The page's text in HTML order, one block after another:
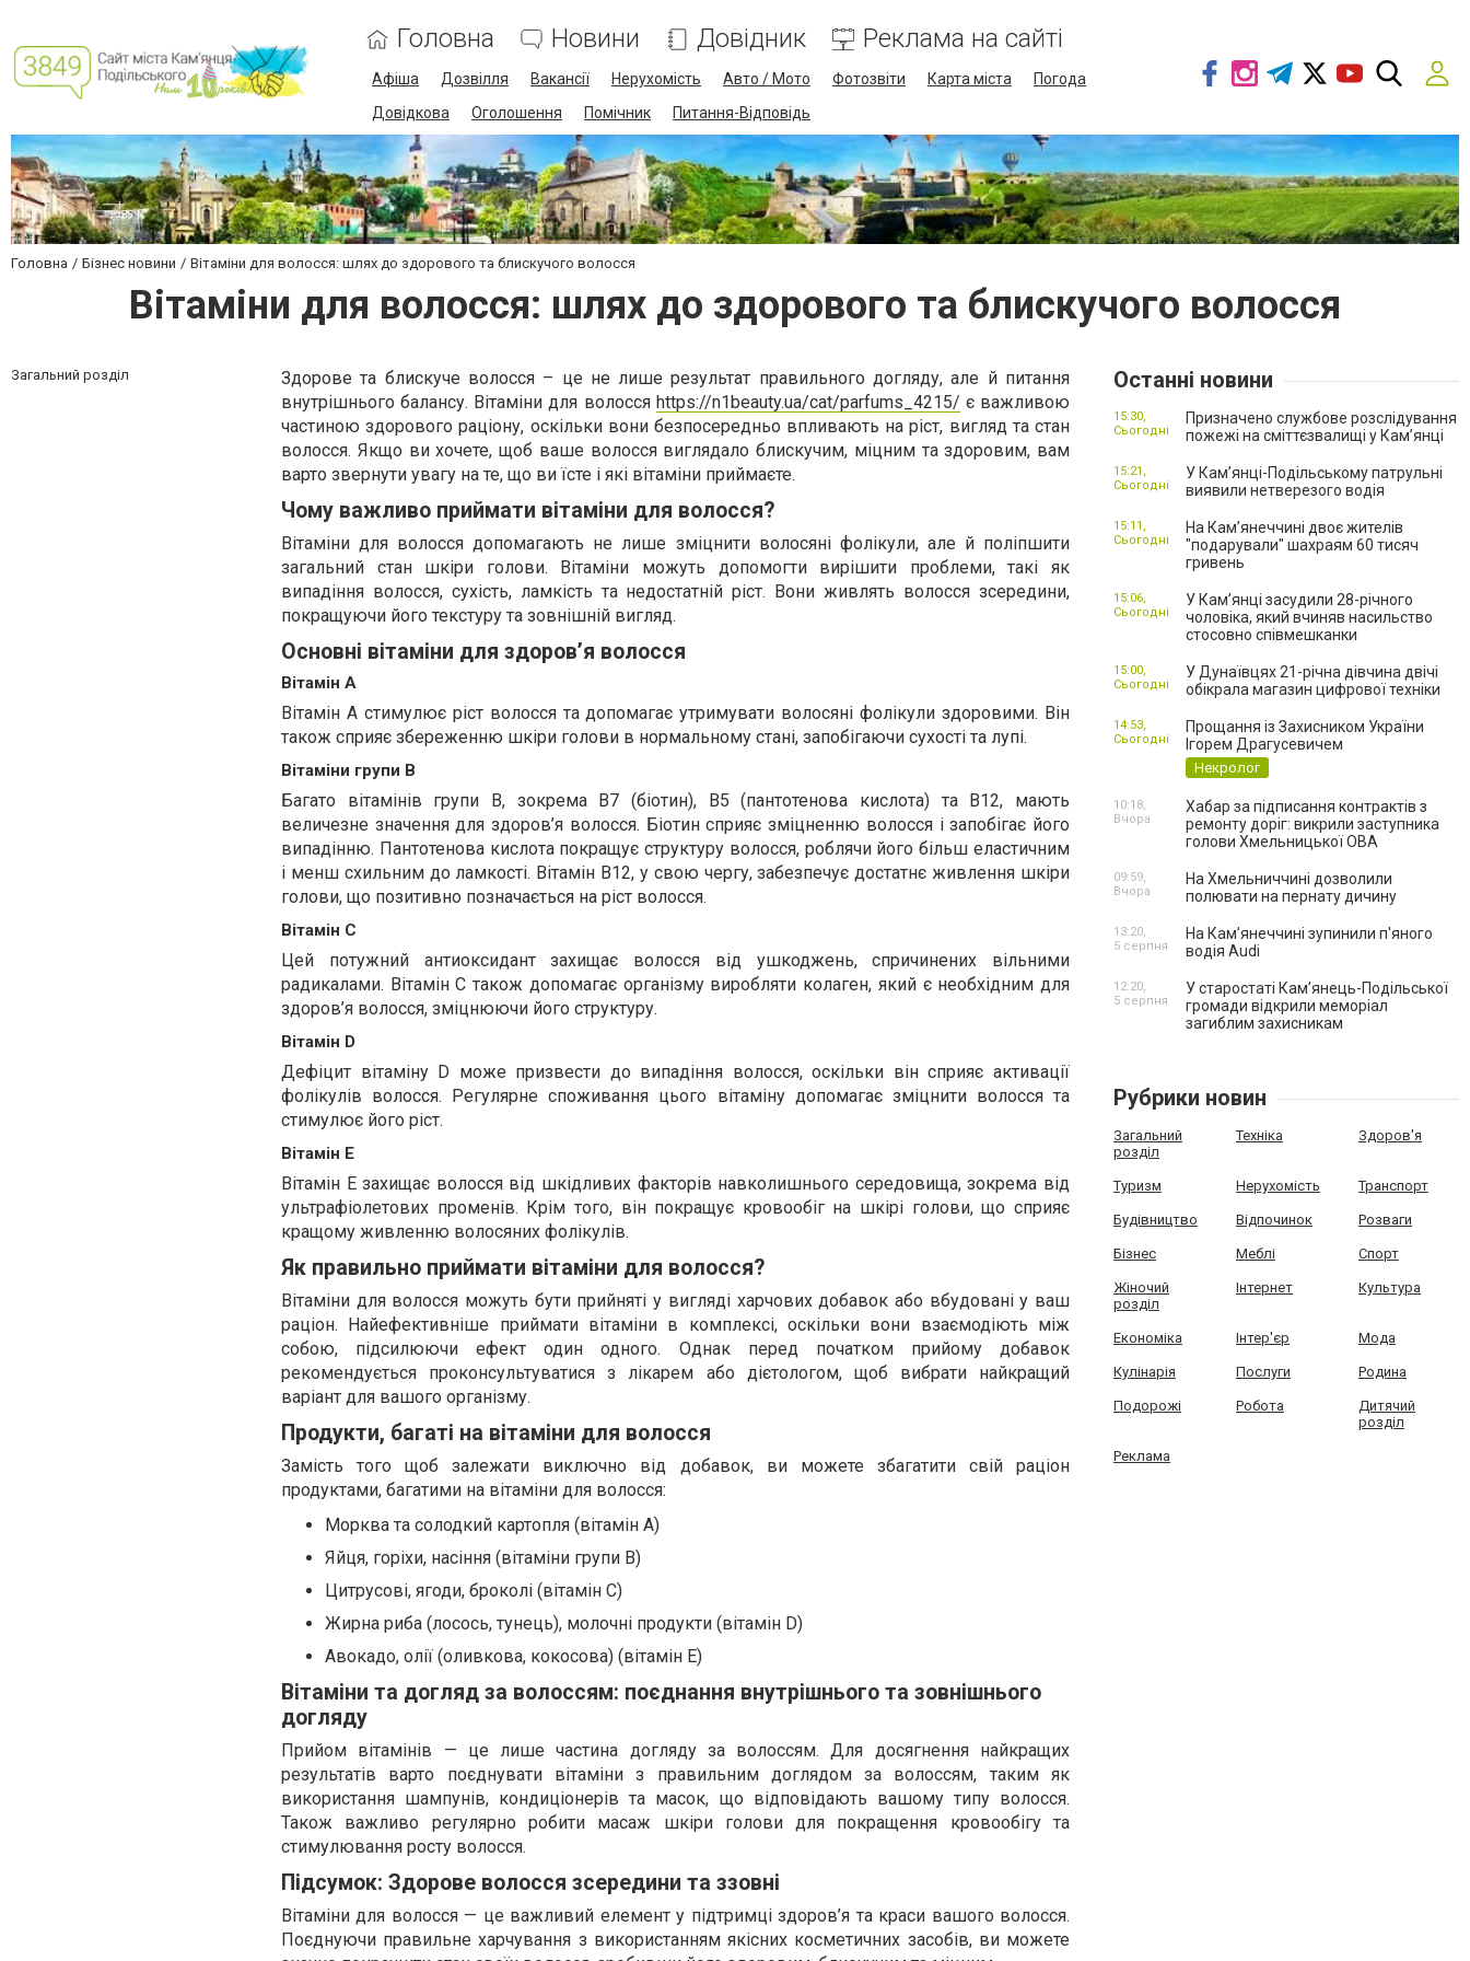
Головна Новини Довідник Реклама на сайті
Афіша Дозвілля Вакансії Нерухомість Авто / Мото Фотозвіти Карта міста
Погода
Довідкова
Оголошення Помічник Питання-Відповідь
Головна Бізнес новини Вітаміни для волосся: шлях до здорового та блискучого волосся
Вітаміни для волосся: шлях до здорового та блискучого волосся
Загальний розділ
Здорове та блискуче волосся – це не лише результат правильного догляду, але й питання
внутрішнього балансу. Вітаміни для волосся https://n1beauty.ua/cat/parfums_4215/ є важливою
частиною здорового раціону, оскільки вони безпосередньо впливають на ріст, вигляд та стан
волосся. Якщо ви хочете, щоб ваше волосся виглядало блискучим, міцним та здоровим, вам
варто звернути увагу на те, що ви їсте і які вітаміни приймаєте.
Чому важливо приймати вітаміни для волосся?
Вітаміни для волосся допомагають не лише зміцнити волосяні фолікули, але й поліпшити
загальний стан шкіри голови. Вітаміни можуть допомогти вирішити проблеми, такі як
випадіння волосся, сухість, ламкість та недостатній ріст. Вони живлять волосся зсередини,
покращуючи його текстуру та зовнішній вигляд.
Основні вітаміни для здоров’я волосся
Вітамін A
Вітамін A стимулює ріст волосся та допомагає утримувати волосяні фолікули здоровими. Він
також сприяє збереженню шкіри голови в нормальному стані, запобігаючи сухості та лупі.
Вітаміни групи B
Багато вітамінів групи B, зокрема B7 (біотин), B5 (пантотенова кислота) та B12, мають
величезне значення для здоров’я волосся. Біотин сприяє зміцненню волосся і запобігає його
випадінню. Пантотенова кислота покращує структуру волосся, роблячи його більш еластичним
і менш схильним до ламкості. Вітамін B12, у свою чергу, забезпечує достатнє живлення шкіри
голови, що позитивно позначається на ріст волосся.
Вітамін C
Цей потужний антиоксидант захищає волосся від ушкоджень, спричинених вільними
радикалами. Вітамін C також допомагає організму виробляти колаген, який є необхідним для
здоров’я волосся, зміцнюючи його структуру.
Вітамін D
Дефіцит вітаміну D може призвести до випадіння волосся, оскільки він сприяє активації
фолікулів волосся. Регулярне споживання цього вітаміну допомагає зміцнити волосся та
стимулює його ріст.
Вітамін E
Вітамін E захищає волосся від шкідливих факторів навколишнього середовища, зокрема від
ультрафіолетових променів. Крім того, він покращує кровообіг на шкірі голови, що сприяє
кращому живленню волосяних фолікулів.
Як правильно приймати вітаміни для волосся?
Вітаміни для волосся можуть бути прийняті у вигляді харчових добавок або вбудовані у ваш
раціон. Найефективніше приймати вітаміни в комплексі, оскільки вони взаємодіють між
собою, підсилюючи ефект один одного. Однак перед початком прийому добавок
рекомендується проконсультуватися з лікарем або дієтологом, щоб вибрати найкращий
варіант для вашого організму.
Продукти, багаті на вітаміни для волосся
Замість того щоб залежати виключно від добавок, ви можете збагатити свій раціон
продуктами, багатими на вітаміни для волосся:
Морква та солодкий картопля (вітамін A)
Яйця, горіхи, насіння (вітаміни групи B)
Цитрусові, ягоди, броколі (вітамін C)
Жирна риба (лосось, тунець), молочні продукти (вітамін D)
Авокадо, олії (оливкова, кокосова) (вітамін E)
Вітаміни та догляд за волоссям: поєднання внутрішнього та зовнішнього
догляду
Прийом вітамінів — це лише частина догляду за волоссям. Для досягнення найкращих
результатів варто поєднувати вітаміни з правильним доглядом за волоссям, таким як
використання шампунів, кондиціонерів та масок, що відповідають вашому типу волосся.
Також важливо регулярно робити масаж шкіри голови для покращення кровообігу та
стимулювання росту волосся.
Підсумок: Здорове волосся зсередини та ззовні
Вітаміни для волосся — це важливий елемент у підтримці здоров’я та краси вашого волосся.
Поєднуючи правильне харчування з використанням якісних косметичних засобів, ви можете
Останні новини
Призначено службове розслідування
пожежі на сміттєзвалищі у Кам’янці
15:30,
Сьогодні
У Кам’янці-Подільському патрульні
виявили нетверезого водія
15:21,
Сьогодні
На Камʼянеччині двоє жителів
"подарували" шахраям 60 тисяч
гривень
15:11,
Сьогодні
У Камʼянці засудили 28-річного
чоловіка, який вчиняв насильство
стосовно співмешканки
15:06,
Сьогодні
У Дунаївцях 21-річна дівчина двічі
обікрала магазин цифрової техніки
15:00,
Сьогодні
Прощання із Захисником України
Ігорем Драгусевичем
Некролог
14:53,
Сьогодні
Хабар за підписання контрактів з
ремонту доріг: викрили заступника
голови Хмельницької ОВА
10:18,
Вчора
На Хмельниччині дозволили
полювати на пернату дичину
09:59,
Вчора
На Камʼянеччині зупинили п'яного
водія Audi
13:20,
5 серпня
У старостаті Кам’янець-Подільської
громади відкрили меморіал
загиблим захисникам
12:20,
5 серпня
Рубрики новин
Загальний
розділ
Техніка Здоров'я
Туризм Нерухомість Транспорт
Будівництво Відпочинок Розваги
Бізнес Меблі Спорт
Жіночий
розділ
Інтернет Культура
Економіка Інтер'єр Мода
Кулінарія Послуги Родина
Подорожі Робота
Дитячий
розділ
Реклама